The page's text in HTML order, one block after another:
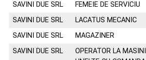
SAVINI DUE SRL FEMEIE DE SERVICIU
SAVINI DUE SRL
LACATUS MECANIC
SAVINI DUE SRL
MAGAZINER
SAVINI DUE SRL
OPERATOR LA MASINI